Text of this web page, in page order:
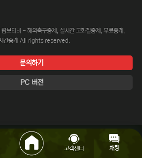
티비 - 해외축구중계, 실시간 고화질중계, 무료중계,
간중계 All rights reserved.
문의하기
PC 버전
고객센터 채팅